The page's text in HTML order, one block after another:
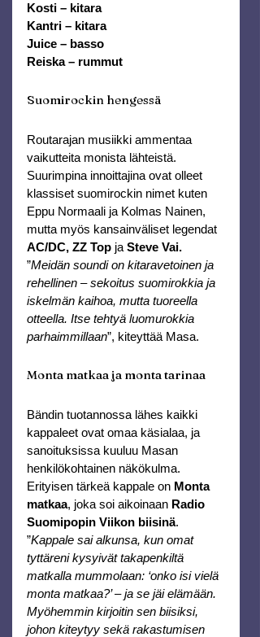
Kosti – kitara
Kantri – kitara
Juice – basso
Reiska – rummut
Suomirockin hengessä
Routarajan musiikki ammentaa
vaikutteita monista lähteistä.
Suurimpina innoittajina ovat olleet
klassiset suomirockin nimet kuten
Eppu Normaali ja Kolmas Nainen,
mutta myös kansainväliset legendat
AC/DC, ZZ Top ja Steve Vai.
”Meidän soundi on kitaravetoinen ja
rehellinen – sekoitus suomirokkia ja
iskelmän kaihoa, mutta tuoreella
otteella. Itse tehtyä luomurokkia
parhaimmillaan”, kiteyttää Masa.
Monta matkaa ja monta tarinaa
Bändin tuotannossa lähes kaikki
kappaleet ovat omaa käsialaa, ja
sanoituksissa kuuluu Masan
henkilökohtainen näkökulma.
Erityisen tärkeä kappale on Monta
matkaa, joka soi aikoinaan Radio
Suomipopin Viikon biisinä.
”Kappale sai alkunsa, kun omat
tyttäreni kysyivät takapenkiltä
matkalla mummolaan: ‘onko isi vielä
monta matkaa?’ – ja se jäi elämään.
Myöhemmin kirjoitin sen biisiksi,
johon kiteytyy sekä rakastumisen